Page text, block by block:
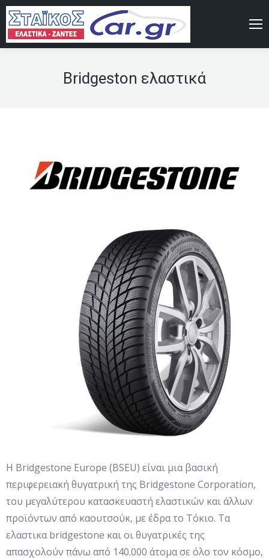
Bridgeston ελαστικά
Η Bridgestone Europe (BSEU) είναι μια βασική
περιφερειακή θυγατρική της Bridgestone Corporation,
του μεγαλύτερου κατασκευαστή ελαστικών και άλλων
προϊόντων από καουτσούκ, με έδρα το Τόκιο. Τα
ελαστικα bridgestone και οι θυγατρικές της
απασχολούν πάνω από 140.000 άτομα σε όλο τον κόσμο,